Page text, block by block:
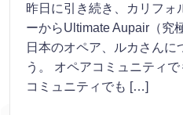
昨日に引き続き、カリフォ
ーからUltimate Aupair（究
日本のオペア、ルカさんに
う。 オペアコミュニティ
コミュニティでも […]